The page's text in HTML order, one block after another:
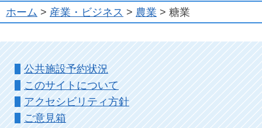
ホーム > 産業・ビジネス > 農業 > 糖業
公共施設予約状況
このサイトについて
アクセシビリティ方針
ご意見箱